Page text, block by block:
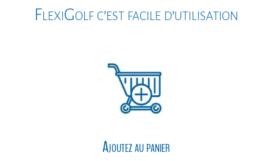
k
e
FlexiGolf c’est facile d’utilisation
Ajoutez au panier